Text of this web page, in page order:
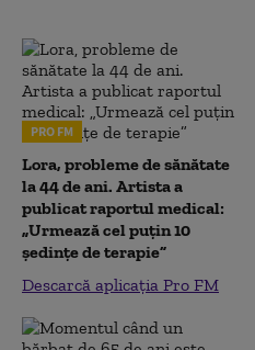
PRO FM
Lora, probleme de sănătate
la 44 de ani. Artista a
publicat raportul medical:
„Urmează cel puțin 10
ședințe de terapie”
Descarcă aplicația Pro FM